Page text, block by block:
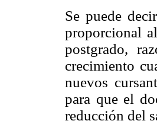
Se puede
proporcional
postgrado,
crecimiento
nuevos
para que el
reducción del